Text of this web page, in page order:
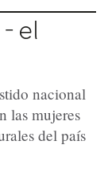
el
nacional
las mujeres
del país